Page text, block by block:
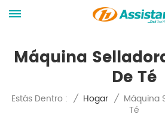
Máquina
De Té
Estás Dentro : / Hogar / Máquina
Té